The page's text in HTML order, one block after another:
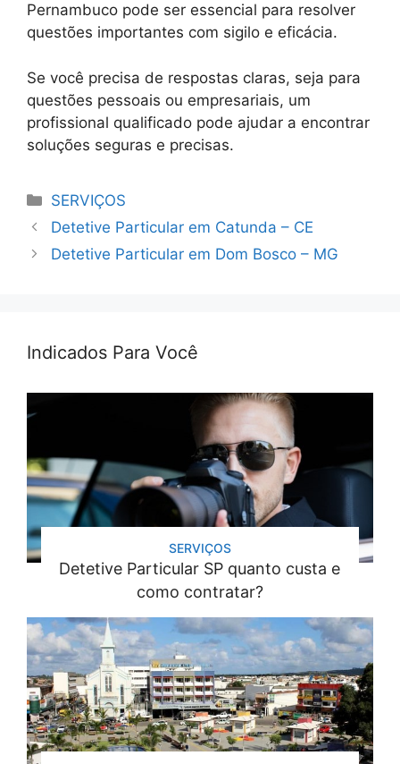
Pernambuco pode ser essencial para resolver
questões importantes com sigilo e eficácia.
Se você precisa de respostas claras, seja para
questões pessoais ou empresariais, um
profissional qualificado pode ajudar a encontrar
soluções seguras e precisas.
Categorias
SERVIÇOS
Detetive Particular em Catunda – CE
Detetive Particular em Dom Bosco – MG
Indicados Para Você
SERVIÇOS
Detetive Particular SP quanto custa e
como contratar?